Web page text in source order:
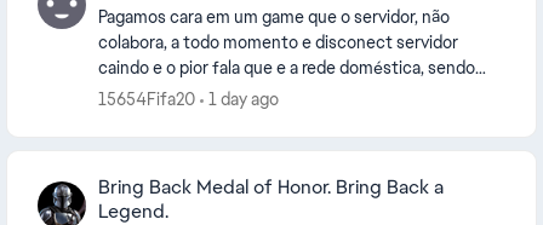
Pagamos cara em um game que o servidor, não
colabora, a todo momento e disconect servidor
caindo e o pior fala que e a rede doméstica, sendo
que a rede está normal funcionando todos os jogos
15654Fifa20 1 day ago
Bring Back Medal of Honor. Bring Back a
Legend.